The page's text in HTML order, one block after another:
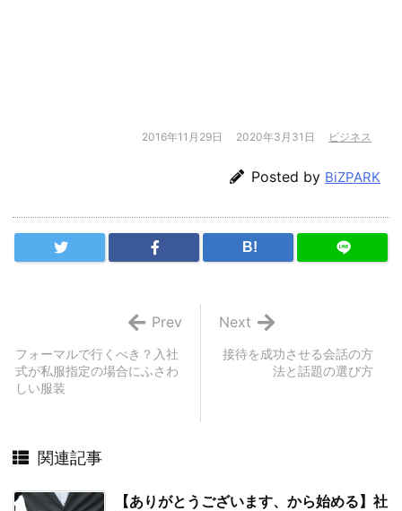
2016年11月29日 2020年3月31日 ビジネス
Posted by BiZPARK
B!
接待を成功させる会話の方
法と話題の選び方
Next
フォーマルで行くべき？入社
式が私服指定の場合にふさわ
しい服装
Prev
関連記事
【ありがとうございます、から始める】社